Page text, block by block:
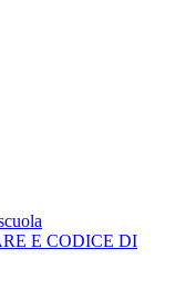
E CODICE DI